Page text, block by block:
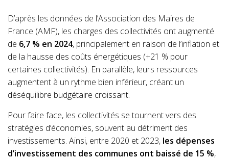
D’après les données de l’Association des Maires de
France (AMF), les charges des collectivités ont augmenté
de 6,7 % en 2024, principalement en raison de l’inflation et
de la hausse des coûts énergétiques (+21 % pour
certaines collectivités). En parallèle, leurs ressources
augmentent à un rythme bien inférieur, créant un
déséquilibre budgétaire croissant.
Pour faire face, les collectivités se tournent vers des
stratégies d’économies, souvent au détriment des
investissements. Ainsi, entre 2020 et 2023, les dépenses
d’investissement des communes ont baissé de 15 %,